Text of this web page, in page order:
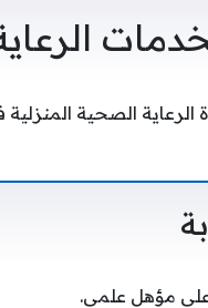
الرعاية الصحية
مؤهل علمي.